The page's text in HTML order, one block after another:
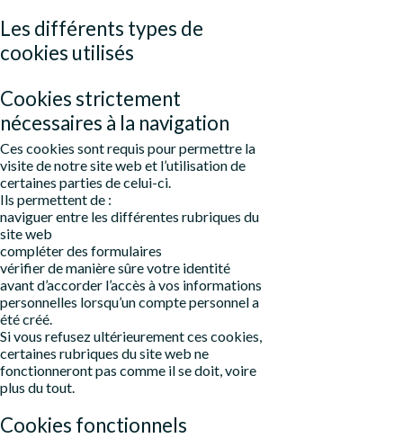
Les différents types de
cookies utilisés
Cookies strictement
nécessaires à la navigation
Ces cookies sont requis pour permettre la
visite de notre site web et l’utilisation de
certaines parties de celui-ci.
Ils permettent de :
naviguer entre les différentes rubriques du
site web
compléter des formulaires
vérifier de manière sûre votre identité
avant d’accorder l’accès à vos informations
personnelles lorsqu’un compte personnel a
été créé.
Si vous refusez ultérieurement ces cookies,
certaines rubriques du site web ne
fonctionneront pas comme il se doit, voire
plus du tout.
Cookies fonctionnels